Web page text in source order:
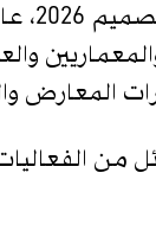
في
المعارض
من